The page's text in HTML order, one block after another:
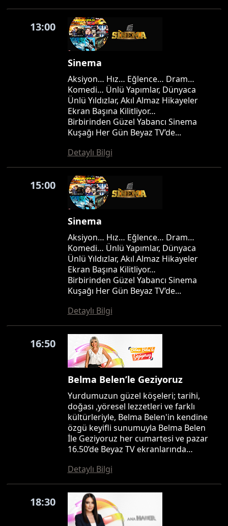
13:00
Sinema
Aksiyon… Hız… Eğlence… Dram…
Komedi… Ünlü Yapımlar, Dünyaca
Ünlü Yıldızlar, Akıl Almaz Hikayeler
Ekran Başına Kilitliyor…
Birbirinden Güzel Yabancı Sinema
Kuşağı Her Gün Beyaz TV’de...
Detaylı Bilgi
15:00
Sinema
Aksiyon… Hız… Eğlence… Dram…
Komedi… Ünlü Yapımlar, Dünyaca
Ünlü Yıldızlar, Akıl Almaz Hikayeler
Ekran Başına Kilitliyor…
Birbirinden Güzel Yabancı Sinema
Kuşağı Her Gün Beyaz TV’de...
Detaylı Bilgi
16:50
Belma Belen’le Geziyoruz
Yurdumuzun güzel köşeleri; tarihi,
doğası ,yöresel lezzetleri ve farklı
kültürleriyle, Belma Belen'in kendine
özgü keyifli sunumuyla Belma Belen
İle Geziyoruz her cumartesi ve pazar
16.50’de Beyaz TV ekranlarında…
Detaylı Bilgi
18:30